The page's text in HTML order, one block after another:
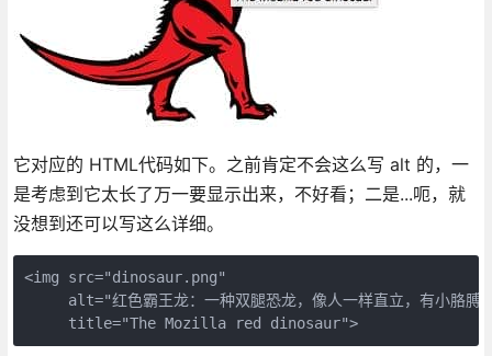
它对应的 HTML代码如下。之前肯定不会这么写 alt 的，一
是考虑到它太长了万一要显示出来，不好看；二是...呃，就
没想到还可以写这么详细。
<img src="dinosaur.png"
alt="红色霸王龙：一种双腿恐龙，像人一样直立，有小胳膊
     title="The Mozilla red dinosaur">